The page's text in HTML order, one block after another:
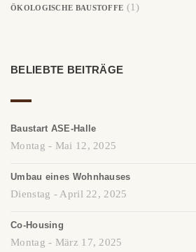
ÖKOLOGISCHE BAUSTOFFE (1)
BELIEBTE BEITRÄGE
Baustart ASE-Halle
Montag - Mai 12, 2025
Umbau eines Wohnhauses
Dienstag - April 22, 2025
Co-Housing
Montag - März 17, 2025